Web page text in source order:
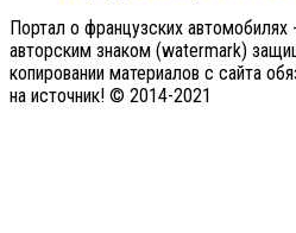
Портал о французских
авторским знаком (watermark)
копировании материалов с сайта
на источник! © 2014-2021